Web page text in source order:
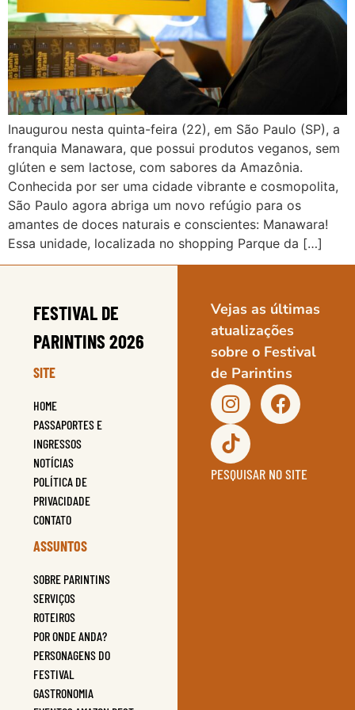
Inaugurou nesta quinta-feira (22), em São Paulo (SP), a
franquia Manawara, que possui produtos veganos, sem
glúten e sem lactose, com sabores da Amazônia.
Conhecida por ser uma cidade vibrante e cosmopolita,
São Paulo agora abriga um novo refúgio para os
amantes de doces naturais e conscientes: Manawara!
Essa unidade, localizada no shopping Parque da […]
FESTIVAL DE
PARINTINS 2026
SITE
HOME
PASSAPORTES E
INGRESSOS
NOTÍCIAS
POLÍTICA DE
PRIVACIDADE
CONTATO
ASSUNTOS
SOBRE PARINTINS
SERVIÇOS
ROTEIROS
POR ONDE ANDA?
PERSONAGENS DO
FESTIVAL
GASTRONOMIA
Vejas as últimas
atualizações
sobre o Festival
de Parintins
PESQUISAR NO SITE